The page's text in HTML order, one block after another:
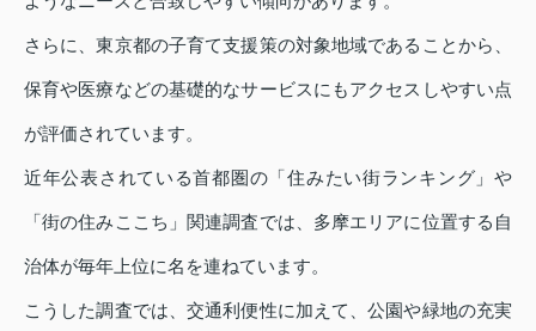
さらに、東京都の子育て支援策の対象地域であることから、
保育や医療などの基礎的なサービスにもアクセスしやすい点
が評価されています。
近年公表されている首都圏の「住みたい街ランキング」や
「街の住みここち」関連調査では、多摩エリアに位置する自
治体が毎年上位に名を連ねています。
こうした調査では、交通利便性に加えて、公園や緑地の充実